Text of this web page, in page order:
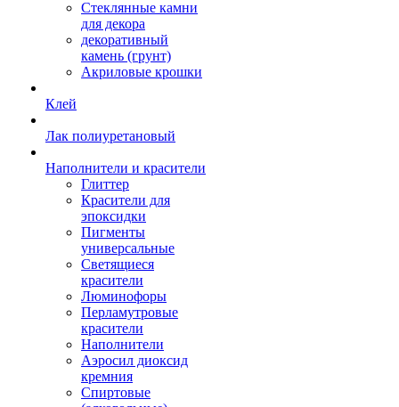
Стеклянные камни
для декора
декоративный
камень (грунт)
Акриловые крошки
Клей
Лак полиуретановый
Наполнители и красители
Глиттер
Красители для
эпоксидки
Пигменты
универсальные
Светящиеся
красители
Люминофоры
Перламутровые
красители
Наполнители
Аэросил диоксид
кремния
Спиртовые